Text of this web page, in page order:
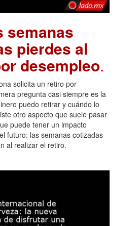
semanas
pierdes al
desempleo.
solicita un retiro por
pregunta casi siempre es la
puedo retirar y cuándo lo
otro aspecto que suele pasar
puede tener un impacto
futuro: las semanas cotizadas
al realizar el retiro.